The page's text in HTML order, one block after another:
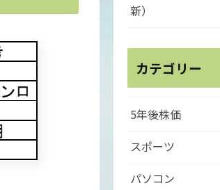
新）
カテゴリー
5年後株価
スポーツ
パソコン